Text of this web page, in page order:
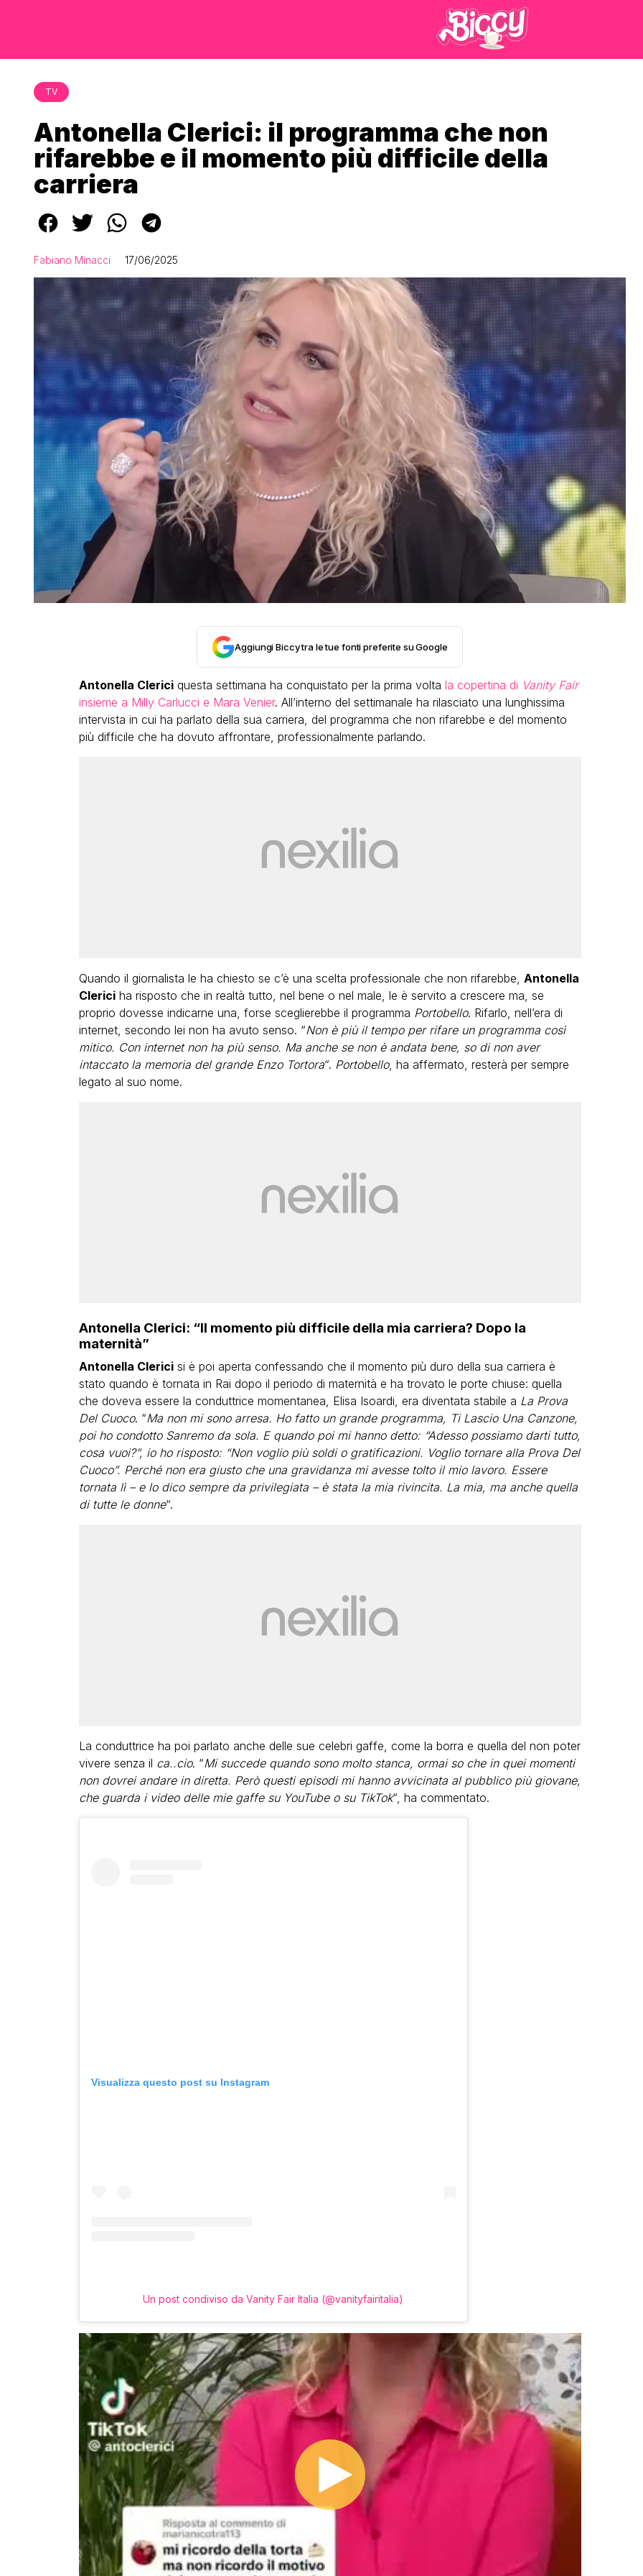
TV
Antonella Clerici: il programma che non
rifarebbe e il momento più difficile della
carriera
Fabiano Minacci 17/06/2025
Aggiungi Biccy tra le tue fonti preferite su Google
Antonella Clericiquesta settimana ha conquistato per la prima volta la copertina di Vanity Fair
insieme a Milly Carlucci e Mara Venier. All’interno del settimanale ha rilasciato una lunghissima
intervista in cui ha parlato della sua carriera, del programma che non rifarebbe e del momento
più difficile che ha dovuto affrontare, professionalmente parlando.
Quando il giornalista le ha chiesto se c’è una scelta professionale che non rifarebbe, Antonella
Clericiha risposto che in realtà tutto, nel bene o nel male, le è servito a crescere ma, se
proprio dovesse indicarne una, forse sceglierebbe il programma Portobello. Rifarlo, nell’era di
internet, secondo lei non ha avuto senso. “Non è più il tempo per rifare un programma così
mitico. Con internet non ha più senso. Ma anche se non è andata bene, so di non aver
intaccato la memoria del grande Enzo Tortora“. Portobello, ha affermato, resterà per sempre
legato al suo nome.
Antonella Clerici: “Il momento più difficile della mia carriera? Dopo la
maternità”
Antonella Clericisi è poi aperta confessando che il momento più duro della sua carriera è
stato quando è tornata in Rai dopo il periodo di maternità e ha trovato le porte chiuse: quella
che doveva essere la conduttrice momentanea, Elisa Isoardi, era diventata stabile a La Prova
Del Cuoco. “Ma non mi sono arresa. Ho fatto un grande programma, Ti Lascio Una Canzone,
poi ho condotto Sanremo da sola. E quando poi mi hanno detto: “Adesso possiamo darti tutto,
cosa vuoi?”, io ho risposto: “Non voglio più soldi o gratificazioni. Voglio tornare alla Prova Del
Cuoco”. Perché non era giusto che una gravidanza mi avesse tolto il mio lavoro. Essere
tornata lì – e lo dico sempre da privilegiata – è stata la mia rivincita. La mia, ma anche quella
di tutte le donne“.
La conduttrice ha poi parlato anche delle sue celebri gaffe, come la borra e quella del non poter
vivere senza il ca..cio. “Mi succede quando sono molto stanca, ormai so che in quei momenti
non dovrei andare in diretta. Però questi episodi mi hanno avvicinata al pubblico più giovane,
che guarda i video delle mie gaffe su YouTube o su TikTok“, ha commentato.
Visualizza questo post su Instagram
Un post condiviso da Vanity Fair Italia (@vanityfairitalia)